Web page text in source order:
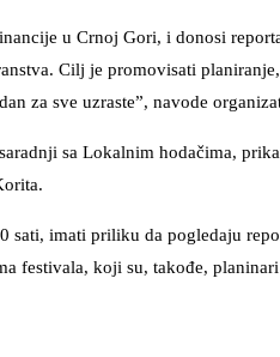
u Crnoj Gori, i donosi
Cilj je promovisati
za sve uzraste”, navode
sa Lokalnim hodačima,
sati, imati priliku da pogledaju
festivala, koji su, takođe,